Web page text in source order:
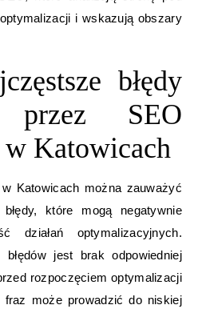
i wskazują obszary
błędy
przez SEO
Katowicach
Katowicach można zauważyć
które mogą negatywnie
działań optymalizacyjnych.
jest brak odpowiedniej
rozpoczęciem optymalizacji
fraz może prowadzić do niskiej